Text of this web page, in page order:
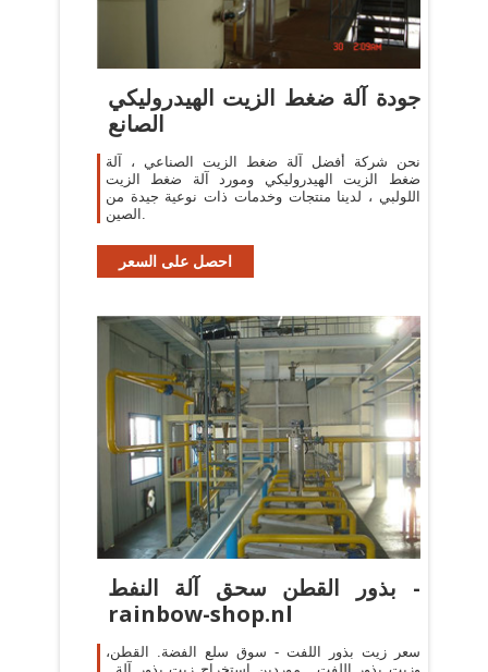
جودة آلة ضغط الزيت الهيدروليكي
الصانع
نحن شركة أفضل آلة ضغط الزيت الصناعي ، آلة
ضغط الزيت الهيدروليكي ومورد آلة ضغط الزيت
اللولبي ، لدينا منتجات وخدمات ذات نوعية جيدة من
الصين.
احصل على السعر
بذور القطن سحق آلة النفط -
rainbow-shop.nl
سعر زيت بذور اللفت - سوق سلع الفضة. القطن،